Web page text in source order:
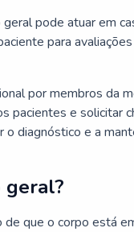
pode atuar em
para
por membros da
pacientes e solicitar
o diagnóstico e a
geral?
que o corpo está